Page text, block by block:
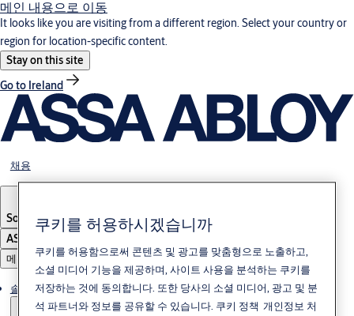
메인 내용으로 이동
It looks like you are visiting from a different region. Select your country or
region for location-specific content.
Stay on this site
Go to Ireland
채용
South Korea ·한국어
ASSA ABLOY Group
메뉴
솔루션
쿠키를 허용하시겠습니까
쿠키를 허용함으로써 콘텐츠 및 광고를 맞춤형으로 노출하고,
소셜 미디어 기능을 제공하며, 사이트 사용을 분석하는 쿠키를
저장하는 것에 동의합니다. 또한 당사의 소셜 미디어, 광고 및 분
석 파트너와 정보를 공유할 수 있습니다. 쿠키 정책 개인정보 처